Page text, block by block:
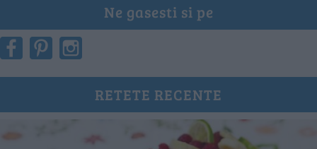
Ne gasesti si pe
RETETE RECENTE